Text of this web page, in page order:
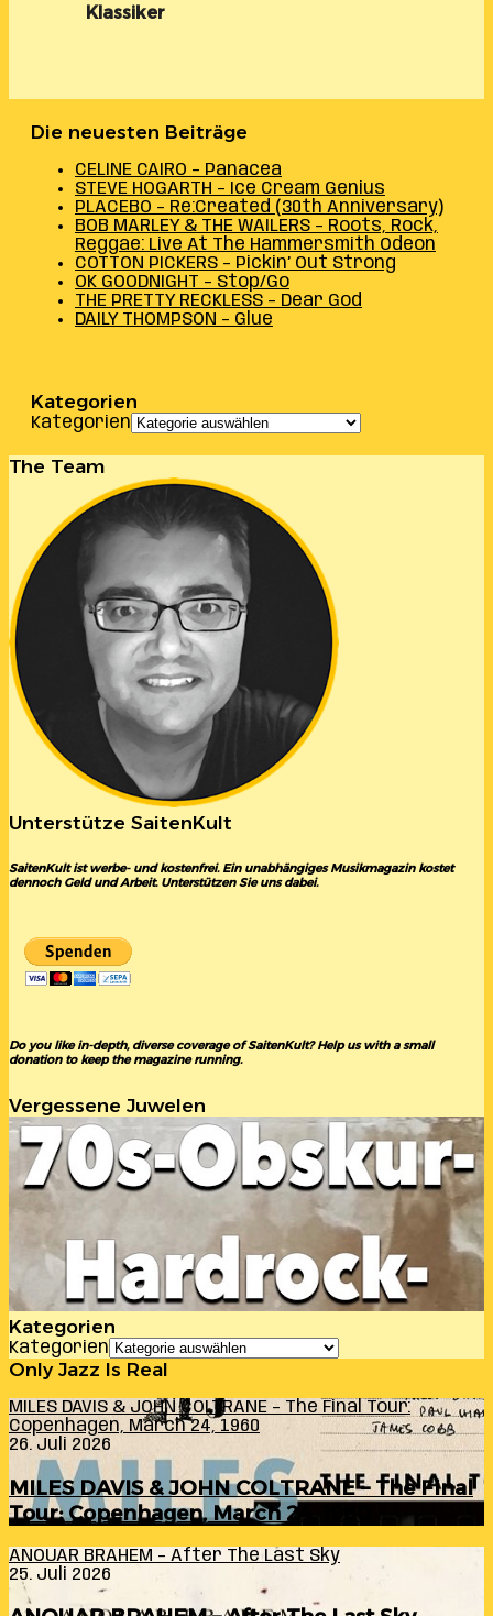
Klassiker
Die neuesten Beiträge
CELINE CAIRO – Panacea
STEVE HOGARTH – Ice Cream Genius
PLACEBO – Re:Created (30th Anniversary)
BOB MARLEY & THE WAILERS – Roots, Rock,
Reggae: Live At The Hammersmith Odeon
COTTON PICKERS – Pickin’ Out Strong
OK GOODNIGHT – Stop/Go
THE PRETTY RECKLESS – Dear God
DAILY THOMPSON – Glue
Kategorien
Kategorien
The Team
Unterstütze SaitenKult
SaitenKult ist werbe- und kostenfrei. Ein unabhängiges Musikmagazin kostet
dennoch Geld und Arbeit. Unterstützen Sie uns dabei.
Do you like in-depth, diverse coverage of SaitenKult? Help us with a small
donation to keep the magazine running.
Vergessene Juwelen
Kategorien
Kategorien
Only Jazz Is Real
MILES DAVIS & JOHN COLTRANE – The Final Tour:
Copenhagen, March 24, 1960
26. Juli 2026
MILES DAVIS & JOHN COLTRANE – The Final
Tour: Copenhagen, March 24, 1960
ANOUAR BRAHEM – After The Last Sky
25. Juli 2026